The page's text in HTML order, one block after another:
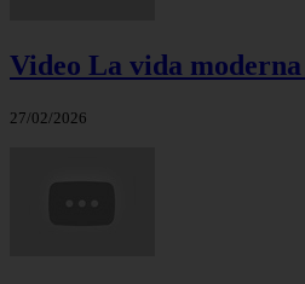
Video La vida
27/02/2026